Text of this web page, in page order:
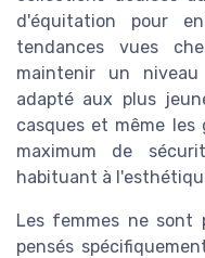
d'équitation pour
tendances vues
maintenir un
adapté aux plus
casques et même
maximum de
habituant à
Les femmes ne sont
pensés